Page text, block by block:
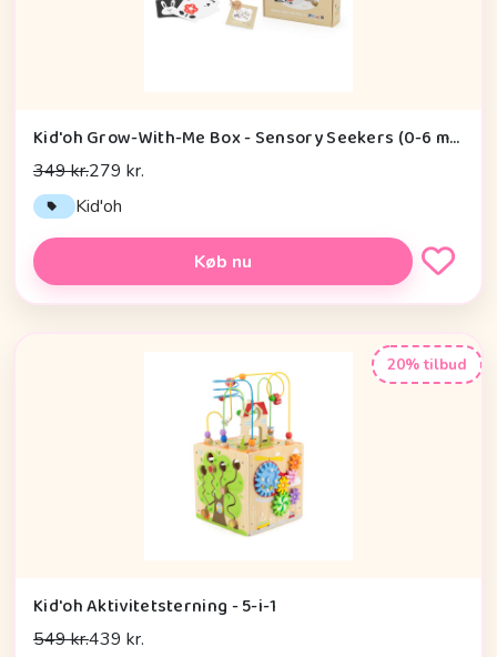
Kid'oh Grow-With-Me Box - Sensory Seekers (0-6 mdr.)
349 kr.279 kr.
Kid'oh
Køb nu
20% tilbud
Kid'oh Aktivitetsterning - 5-i-1
549 kr.439 kr.